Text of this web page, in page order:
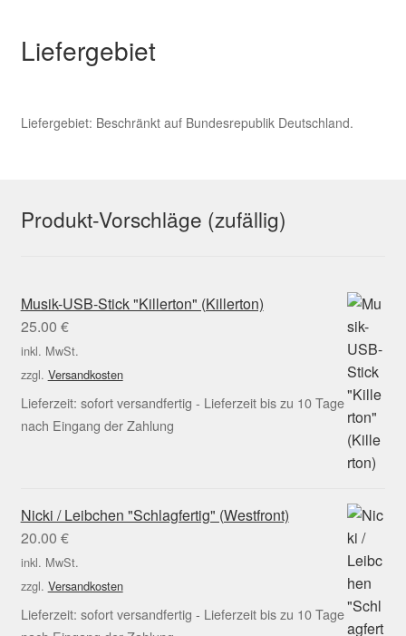
Liefergebiet
Liefergebiet: Beschränkt auf Bundesrepublik Deutschland.
Produkt-Vorschläge (zufällig)
Musik-USB-Stick "Killerton" (Killerton)
25.00 €
inkl. MwSt.
zzgl. Versandkosten
Lieferzeit: sofort versandfertig - Lieferzeit bis zu 10 Tage
nach Eingang der Zahlung
Nicki / Leibchen "Schlagfertig" (Westfront)
20.00 €
inkl. MwSt.
zzgl. Versandkosten
Lieferzeit: sofort versandfertig - Lieferzeit bis zu 10 Tage